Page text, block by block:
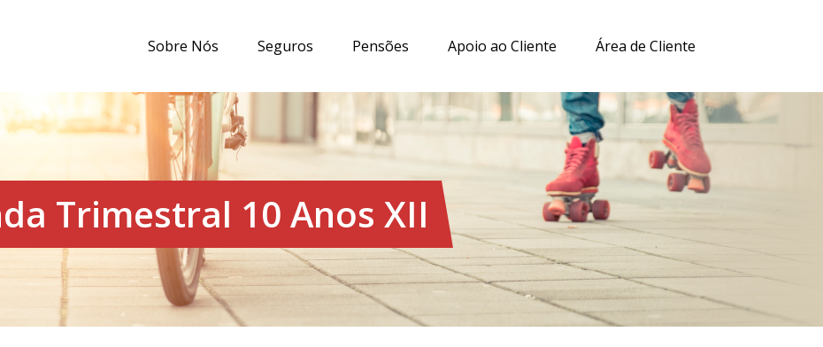
Sobre Nós Seguros Pensões Apoio ao Cliente Área de Cliente
Trimestral 10 Anos XII